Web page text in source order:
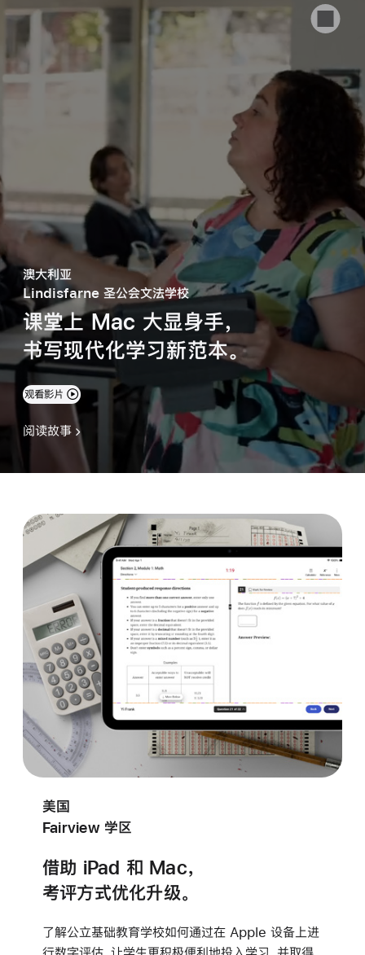
澳大利亚
Lindisfarne 圣公会文法学校
课堂上 Mac 大显身手，
书写现代化学习新范本。
观看影片
阅读故事
美国
Fairview 学区
借助 iPad 和 Mac，
考评方式优化升级。
了解公立基础教育学校如何通过在 Apple 设备上进